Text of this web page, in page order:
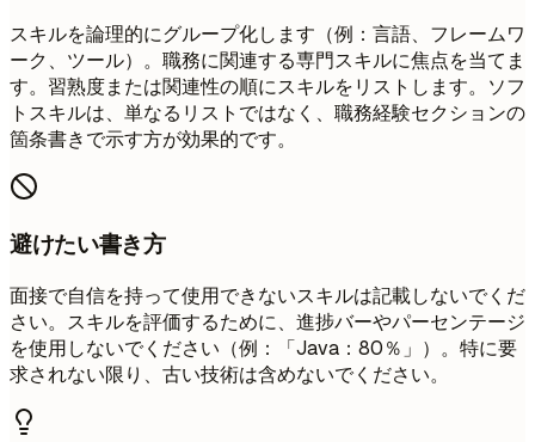
スキルを論理的にグループ化します（例：言語、フレームワ
ーク、ツール）。職務に関連する専門スキルに焦点を当てま
す。習熟度または関連性の順にスキルをリストします。ソフ
トスキルは、単なるリストではなく、職務経験セクションの
箇条書きで示す方が効果的です。
避けたい書き方
面接で自信を持って使用できないスキルは記載しないでくだ
さい。スキルを評価するために、進捗バーやパーセンテージ
を使用しないでください（例：「Java：80％」）。特に要
求されない限り、古い技術は含めないでください。